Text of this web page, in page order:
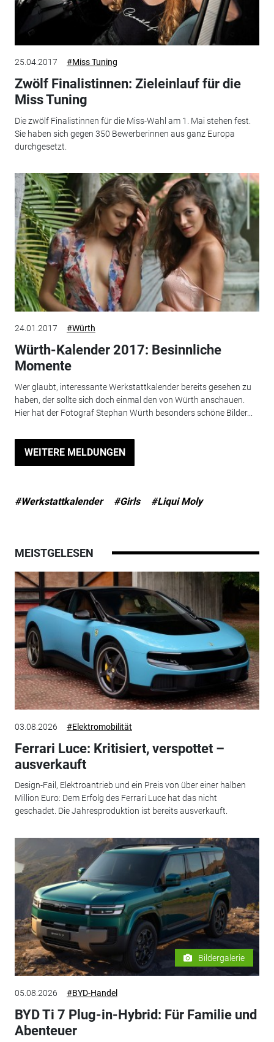
25.04.2017 #Miss Tuning
Zwölf Finalistinnen: Zieleinlauf für die
Miss Tuning
Die zwölf Finalistinnen für die Miss-Wahl am 1. Mai stehen fest.
Sie haben sich gegen 350 Bewerberinnen aus ganz Europa
durchgesetzt.
24.01.2017 #Würth
Würth-Kalender 2017: Besinnliche
Momente
Wer glaubt, interessante Werkstattkalender bereits gesehen zu
haben, der sollte sich doch einmal den von Würth anschauen.
Hier hat der Fotograf Stephan Würth besonders schöne Bilder...
WEITERE MELDUNGEN
#Werkstattkalender #Girls #Liqui Moly
MEISTGELESEN
03.08.2026 #Elektromobilität
Ferrari Luce: Kritisiert, verspottet –
ausverkauft
Design-Fail, Elektroantrieb und ein Preis von über einer halben
Million Euro: Dem Erfolg des Ferrari Luce hat das nicht
geschadet. Die Jahresproduktion ist bereits ausverkauft.
Bildergalerie
05.08.2026 #BYD-Handel
BYD Ti 7 Plug-in-Hybrid: Für Familie und
Abenteuer